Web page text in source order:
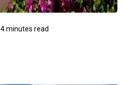
4 minutes read